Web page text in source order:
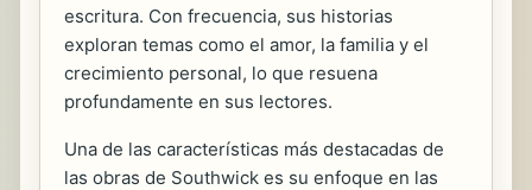
escritura. Con frecuencia, sus historias
exploran temas como el amor, la familia y el
crecimiento personal, lo que resuena
profundamente en sus lectores.
Una de las características más destacadas de
las obras de Southwick es su enfoque en las